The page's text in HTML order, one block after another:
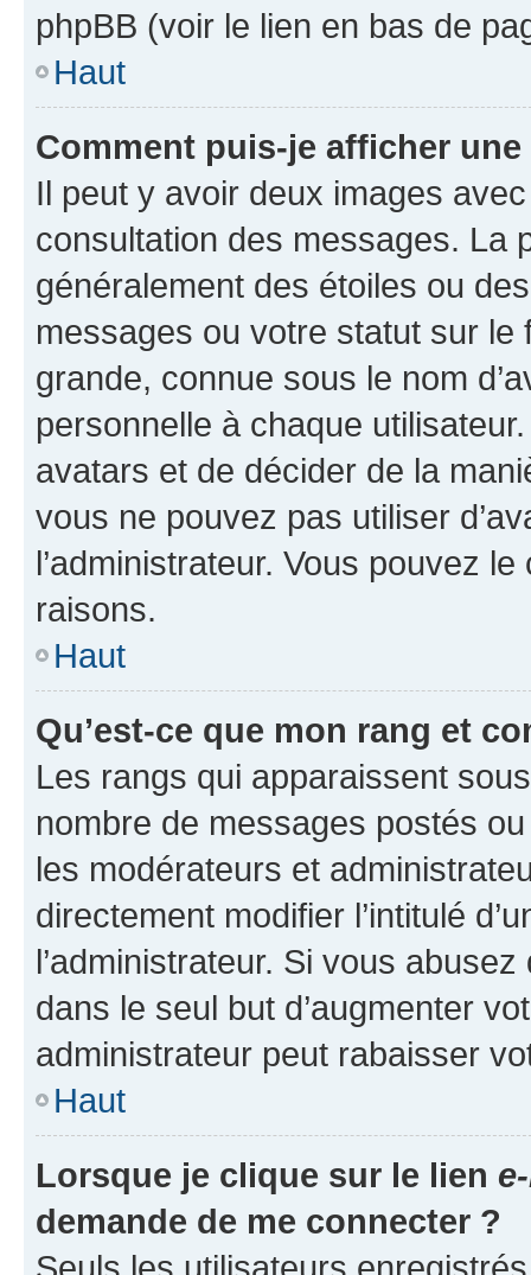
phpBB (voir le lien en bas de
Haut
Comment puis-je afficher
Il peut y avoir deux images
consultation des messages. La
généralement des étoiles ou
messages ou votre statut sur
grande, connue sous le nom
personnelle à chaque utilisateur.
avatars et de décider de la
vous ne pouvez pas utiliser
l’administrateur. Vous pouvez
raisons.
Haut
Qu’est-ce que mon rang et
Les rangs qui apparaissent
nombre de messages postés
les modérateurs et
directement modifier l’intitulé
l’administrateur. Si vous
dans le seul but d’augmenter
administrateur peut rabaisser
Haut
Lorsque je clique sur le lien
demande de me connecter ?